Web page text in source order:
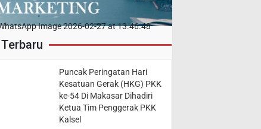
Puncak Peringatan Hari
Kesatuan Gerak (HKG) PKK
ke-54 Di Makasar Dihadiri
Ketua Tim Penggerak PKK
Kalsel